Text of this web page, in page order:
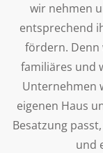
wir nehmen
entsprechend
fördern. Denn
familiäres und
Unternehmen
eigenen Haus
Besatzung
und